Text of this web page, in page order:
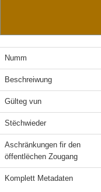
Numm
Beschreiwung
Gülteg vun
Stëchwieder
Aschränkungen fir den
öffentlëchen Zougang
Komplett Metadaten